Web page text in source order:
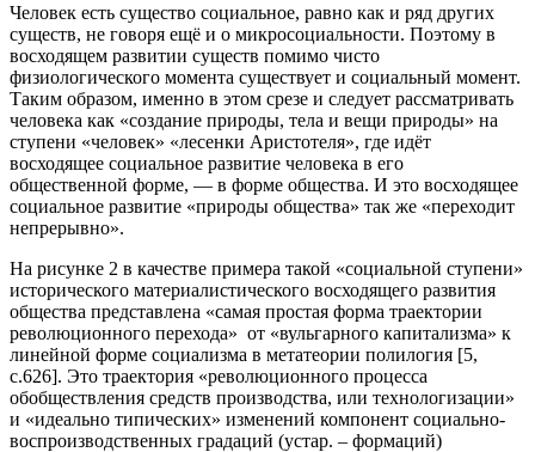
Человек есть существо социальное, равно как и ряд других
существ, не говоря ещё и о микросоциальности. Поэтому в
восходящем развитии существ помимо чисто
физиологического момента существует и социальный момент.
Таким образом, именно в этом срезе и следует рассматривать
человека как «создание природы, тела и вещи природы» на
ступени «человек» «лесенки Аристотеля», где идёт
восходящее социальное развитие человека в его
общественной форме, — в форме общества. И это восходящее
социальное развитие «природы общества» так же «переходит
непрерывно».
На рисунке 2 в качестве примера такой «социальной ступени»
исторического материалистического восходящего развития
общества представлена «самая простая форма траектории
революционного перехода» от «вульгарного капитализма» к
линейной форме социализма в метатеории полилогия [5,
с.626]. Это траектория «революционного процесса
обобществления средств производства, или технологизации»
и «идеально типических» изменений компонент социально-
воспроизводственных градаций (устар. – формаций)